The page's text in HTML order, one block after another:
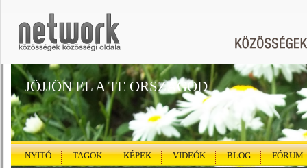
JÖJJÖN EL A TE ORSZÁGOD
NYITÓ TAGOK KÉPEK VIDEÓK BLOG FÓRUM